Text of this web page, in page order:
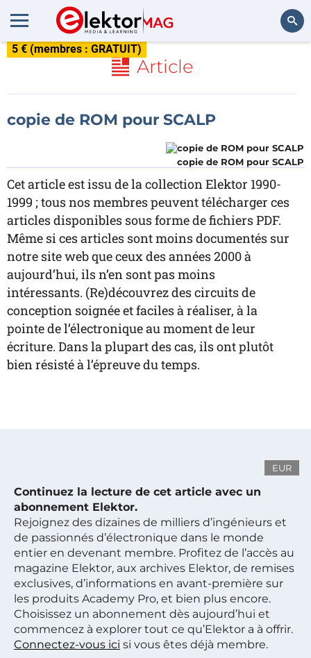
5 € (membres : GRATUIT)
Article
copie de ROM pour SCALP
copie de ROM pour SCALP
Cet article est issu de la collection Elektor 1990-
1999 ; tous nos membres peuvent télécharger ces
articles disponibles sous forme de fichiers PDF.
Même si ces articles sont moins documentés sur
notre site web que ceux des années 2000 à
aujourd’hui, ils n’en sont pas moins
intéressants. (Re)découvrez des circuits de
conception soignée et faciles à réaliser, à la
pointe de l’électronique au moment de leur
écriture. Dans la plupart des cas, ils ont plutôt
bien résisté à l’épreuve du temps.
EUR
Continuez la lecture de cet article avec un
abonnement Elektor.
Rejoignez des dizaines de milliers d’ingénieurs et
de passionnés d’électronique dans le monde
entier en devenant membre. Profitez de l’accès au
magazine Elektor, aux archives Elektor, de remises
exclusives, d’informations en avant-première sur
les produits Academy Pro, et bien plus encore.
Choisissez un abonnement dès aujourd’hui et
commencez à explorer tout ce qu’Elektor a à offrir.
Connectez-vous ici si vous êtes déjà membre.